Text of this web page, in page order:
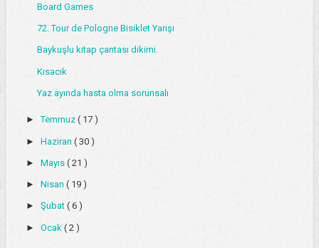
Board Games
72. Tour de Pologne Bisiklet Yarışı
Baykuşlu kitap çantası dikimi.
Kısacık
Yaz ayında hasta olma sorunsalı
►Temmuz ( 17 )
► Haziran ( 30 )
► Mayıs ( 21 )
► Nisan ( 19 )
► Şubat ( 6 )
► Ocak( 2 )